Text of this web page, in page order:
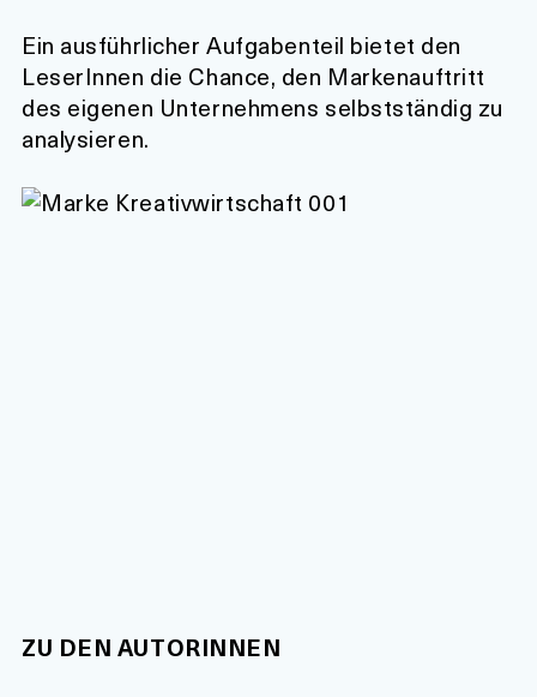
Ein ausführlicher Aufgabenteil bietet den
LeserInnen die Chance, den Markenauftritt
des eigenen Unternehmens selbstständig zu
analysieren.
ZU DEN AUTORINNEN